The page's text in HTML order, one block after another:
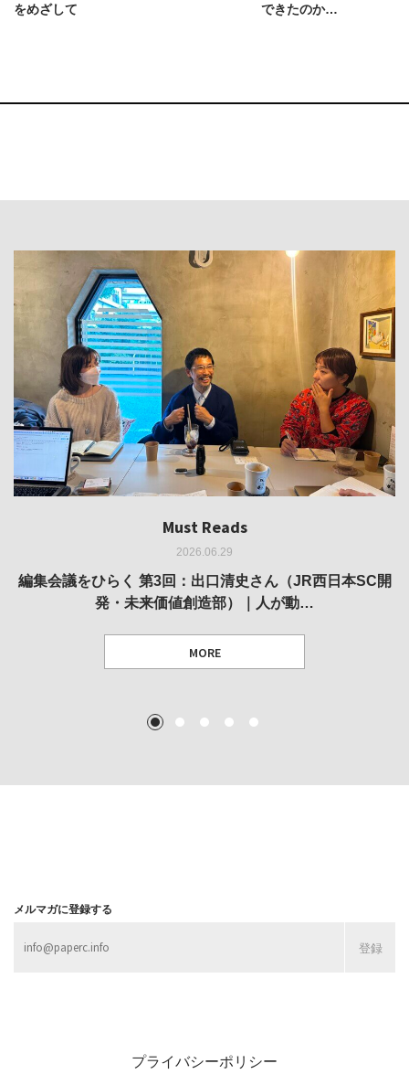
をめざして
できたのか…
Must Reads
2026.06.29
編集会議をひらく 第3回：出口清史さん（JR西日本SC開
発・未来価値創造部）｜人が動…
MORE
Must Reads
2026.05.14
REVIEW｜果たして美術家・梅津庸一は、「大阪のゆかり
作家」となることができたのか…
Must Reads
2026.03.11
REPORT｜博覧会の残像
MORE
Must Reads
2026.02.25
REVIEW｜菊池聡太朗 個展「余りの風景」
MORE
Must Reads
2025.10.01
REVIEW｜生の存在証明としての線——「ライフライン」
展
1 2 3 4 5
メルマガに登録する
プライバシーポリシー